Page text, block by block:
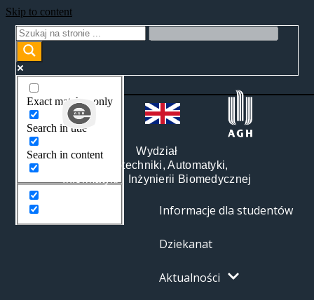
Skip to content
Exact matches only
Search in title
Search in content
Wydział
Elektrotechniki, Automatyki,
Informatyki i Inżynierii Biomedycznej
Informacje dla studentów
Dziekanat
Aktualności